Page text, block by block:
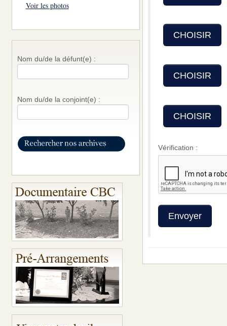
Voir les photos
Nom du/de la défunt(e) :
Nom du/de la conjoint(e) :
CHOISIR
CHOISIR
CHOISIR
Vérification :